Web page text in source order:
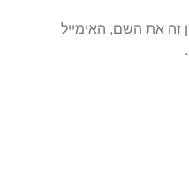
זה את השם, האימייל